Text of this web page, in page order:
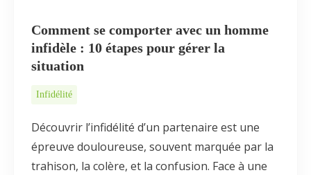
Comment se comporter avec un homme
infidèle : 10 étapes pour gérer la
situation
Infidélité
Découvrir l’infidélité d’un partenaire est une
épreuve douloureuse, souvent marquée par la
trahison, la colère, et la confusion. Face à une